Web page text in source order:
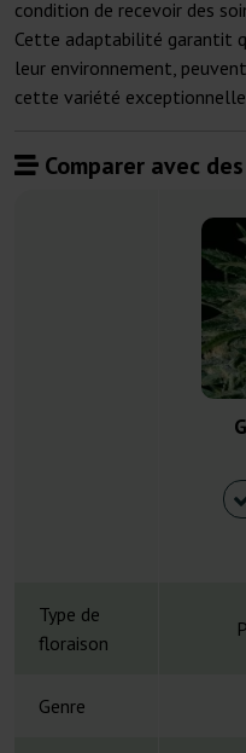
condition de recevoir des
Cette adaptabilité garantit
leur environnement,
cette variété
Comparer avec
Type de
floraison
Genre